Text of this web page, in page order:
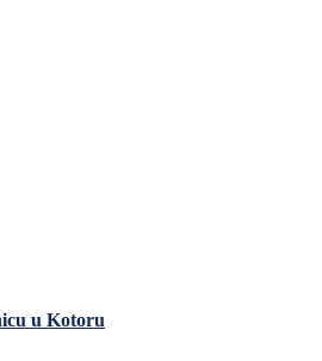
u Kotoru